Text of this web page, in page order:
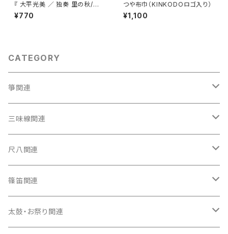
『 大平光美 ／ 独奏 里の秋/小
さい秋 』
¥770
つや布巾（KINKODOロゴ入り）
¥1,100
CATEGORY
箏関連
箏（本体）
箏カバー
箏袋
口前袋・尾布
三味線関連
三味線（本体）
三味線ケース
長トランク・三ツ折トランク
雨用カバー
尺八関連
尺八（本体）
尺八袋
篠笛関連
篠笛（本体）
太鼓・お祭り関連